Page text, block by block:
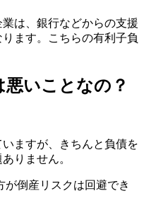
は、銀行などからの支援
ます。こちらの有利子負
いことなの？
ますが、きちんと 負債を
りません。
が倒産リスクは回避でき